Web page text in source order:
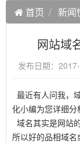
首页 新闻
网站域
发布日期：
最近有人问我，
化小编为您详细分
域名其实是网站
所以好的品相域